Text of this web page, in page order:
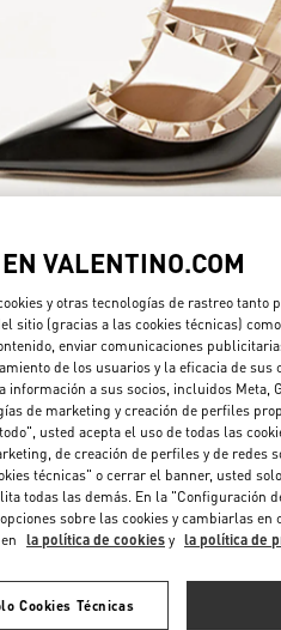
NOVEDADES
VALENTINO.COM
y otras tecnologías de rastreo tanto
sitio (gracias a las cookies técnicas)
enviar comunicaciones
de los usuarios y la eficacia de sus
información a sus socios, incluidos Meta,
de marketing y creación de perfiles
usted acepta el uso de todas las
de creación de perfiles y de redes
técnicas" o cerrar el banner, usted
todas las demás. En la "Configuración
sobre las cookies y cambiarlas
la política de cookies y la política de
Cookies Técnicas